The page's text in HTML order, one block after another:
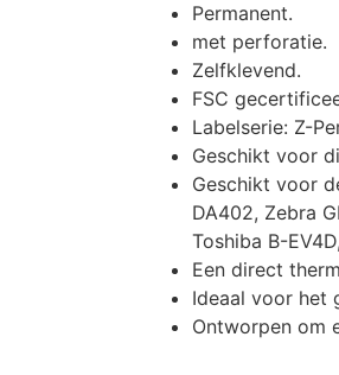
Permanent.
met perforatie.
Zelfklevend.
FSC
Labelserie: Z-
Geschikt voor
Geschikt voor
DA402, Zebra
Toshiba B-
Een direct
Ideaal voor het
Ontworpen om